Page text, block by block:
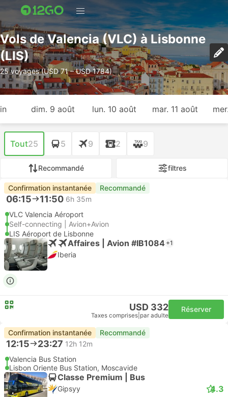
Vols de Valencia (VLC) à Lisbonne
(LIS)
25 voyages (USD 71 – USD 1784)
dim. 9 août lun. 10 août mar. 11 août
Tout25 5 9 2 9
Recommandé filtres
Confirmation instantanée Recommandé
06:15 11:50 6h 35m
VLC Valencia Aéroport
Self-connecting | Avion+Avion
LIS Aéroport de Lisbonne
Affaires | Avion #IB1084 +1
Iberia
USD 332
Taxes comprises par adulte
Réserver
Confirmation instantanée Recommandé
12:15 23:27 12h 12m
Valencia Bus Station
Lisbon Oriente Bus Station, Moscavide
Classe Premium | Bus
Gipsyy 4.3